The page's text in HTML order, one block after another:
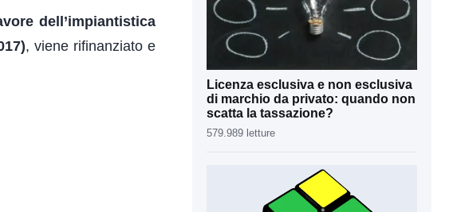
dell’impiantistica
, viene rifinanziato e
Licenza esclusiva e non esclusiva
di marchio da privato: quando non
scatta la tassazione?
579.989 letture